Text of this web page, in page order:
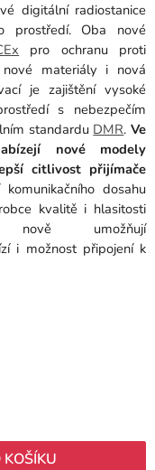
digitální radiostanice
prostředí. Oba nové
pro ochranu proti
nové materiály i nová
je zajištění vysoké
s nebezpečím
standardu DMR. Ve
nové modely
citlivost přijímače
dosahu
kvalitě i hlasitosti
umožňují
i možnost připojení k
KOŠÍKU